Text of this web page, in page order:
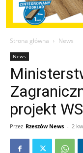
Strona główna News
News
projekt
Przez Rzeszów News - 2